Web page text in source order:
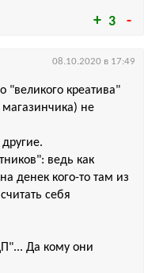
3
"великого креатива"
магазинчика) не
ведь как
денек кого-то там из
себя
Да кому они
08.10.2020 в 17:49